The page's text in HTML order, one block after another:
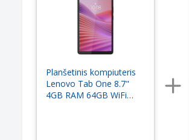
Planšetinis kompiuteris
Lenovo Tab One 8.7"
4GB RAM 64GB WiFi